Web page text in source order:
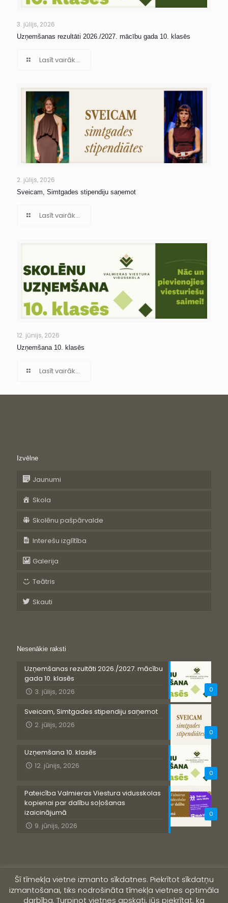
3. jūlijs, 2026
Uzņemšanas rezultāti 2026./2027. mācību gada 10. klasēs
Lasīt vairāk...
2. jūlijs, 2026
Sveicam, Simtgades stipendiju saņemot
Lasīt vairāk...
12. jūnijs, 2026
Uzņemšana 10. klasēs
Lasīt vairāk...
Izvēlne
Jaunumi
Skola
Skolēnu pašpārvalde
Interešu izglītība
Galerija
Teātris
Skauti
Nesenākie raksti
0
Uzņemšanas rezultāti 2026./2027. mācību
gada 10. klasēs
3. jūlijs, 2026
0
Sveicam, Simtgades stipendiju saņemot
2. jūlijs, 2026
0
Uzņemšana 10. klasēs
12. jūnijs, 2026
0
Pateicība Valmieras Viestura vidusskolas
kopienai par dalību soļošanas
izaicinājumā
9. jūnijs, 2026
Šī tīmekļa vietne izmanto sīkdatnes. Piekrītot sīkdatņu
izmantošanai, tiks nodrošināta tīmekļa vietnes optimāla
darbība. Turpinot vietnes apskati, jūs piekrītat, ka